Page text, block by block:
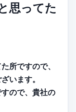
思ってた
所ですので、
います。
ので、貴社の